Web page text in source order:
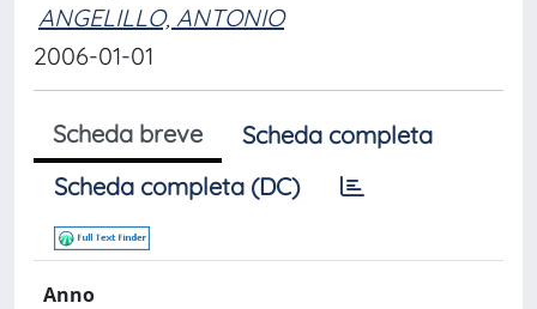
ANGELILLO, ANTONIO
2006-01-01
Scheda breve
Scheda completa
Scheda completa (DC)
Anno